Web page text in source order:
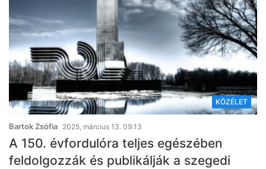
KÖZÉLET
Bartok Zsófia 2025, március 13. 09:13
A 150. évfordulóra teljes egészében
feldolgozzák és publikálják a szegedi